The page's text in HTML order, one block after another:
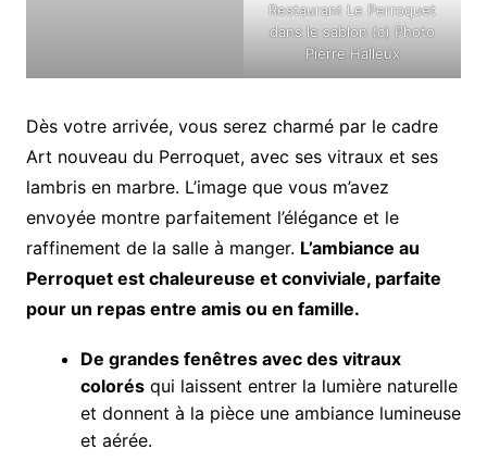
Restaurant Le Perroquet
dans le sablon (c) Photo
Pierre Halleux
Dès votre arrivée, vous serez charmé par le cadre
Art nouveau du Perroquet, avec ses vitraux et ses
lambris en marbre. L’image que vous m’avez
envoyée montre parfaitement l’élégance et le
raffinement de la salle à manger. L’ambiance au
Perroquet est chaleureuse et conviviale, parfaite
pour un repas entre amis ou en famille.
De grandes fenêtres avec des vitraux
colorésqui laissent entrer la lumière naturelle
et donnent à la pièce une ambiance lumineuse
et aérée.